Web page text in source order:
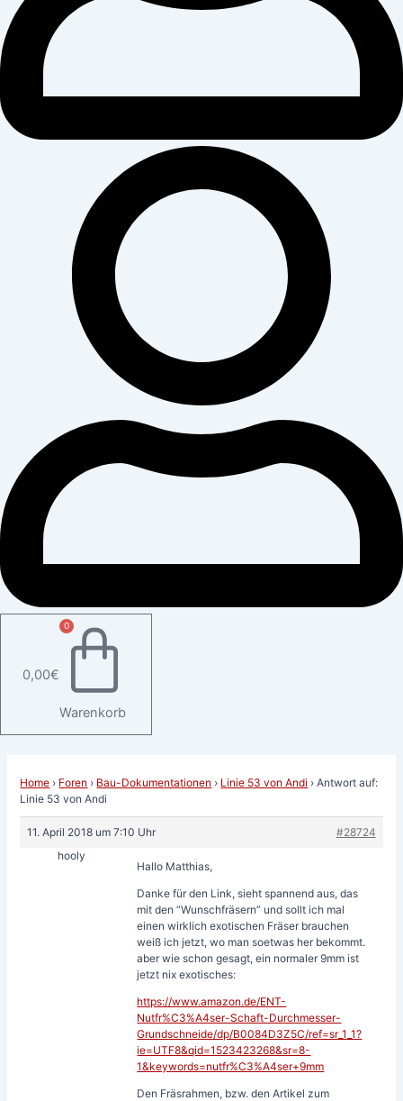
0,00€
0
Warenkorb
Home › Foren › Bau-Dokumentationen › Linie 53 von Andi › Antwort auf:
Linie 53 von Andi
11. April 2018 um 7:10 Uhr
#28724
hooly
Hallo Matthias,
Danke für den Link, sieht spannend aus, das
mit den “Wunschfräsern” und sollt ich mal
einen wirklich exotischen Fräser brauchen
weiß ich jetzt, wo man soetwas her bekommt.
aber wie schon gesagt, ein normaler 9mm ist
jetzt nix exotisches:
https://www.amazon.de/ENT-
Nutfr%C3%A4ser-Schaft-Durchmesser-
Grundschneide/dp/B0084D3Z5C/ref=sr_1_1?
ie=UTF8&qid=1523423268&sr=8-
1&keywords=nutfr%C3%A4ser+9mm
Den Fräsrahmen, bzw. den Artikel zum